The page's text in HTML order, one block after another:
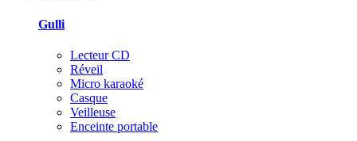
Gulli
Lecteur CD
Réveil
Micro karaoké
Casque
Veilleuse
Enceinte portable